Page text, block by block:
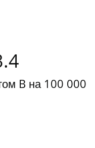
B на 100 000